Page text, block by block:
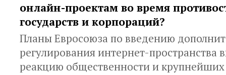
онлайн-проектам во время
государств и корпораций?
Планы Евросоюза по введению
регулирования интернет-пространства
реакцию общественности и